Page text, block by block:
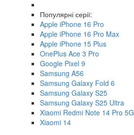
Популярні серії:
Apple iPhone 16 Pro
Apple iPhone 16 Pro Max
Apple iPhone 15 Plus
OnePlus Ace 3 Pro
Google Pixel 9
Samsung A56
Samsung Galaxy Fold 6
Samsung Galaxy S25
Samsung Galaxy S25 Ultra
Xiaomi Redmi Note 14 Pro 5G
Xiaomi 14